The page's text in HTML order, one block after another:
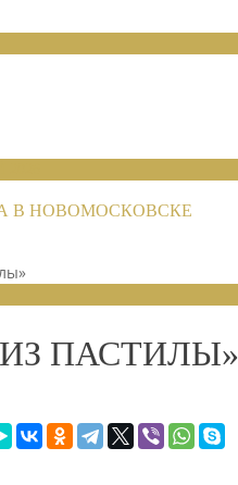
В НОВОМОСКОВСКЕ
ПАСТИЛЫ»